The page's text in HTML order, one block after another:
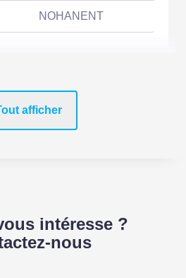
NOHANENT
435000 EUR
afficher
intéresse ?
nous